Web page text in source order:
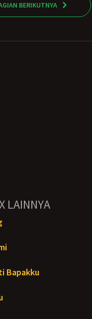
BERIKUTNYA
LAINNYA
Bapakku